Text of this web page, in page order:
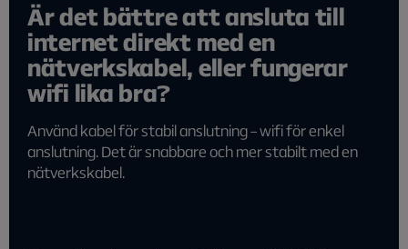
Är det bättre att ansluta till
internet direkt med en
nätverkskabel, eller fungerar
wifi lika bra?
Använd kabel för stabil anslutning – wifi för enkel
anslutning. Det är snabbare och mer stabilt med en
nätverkskabel.